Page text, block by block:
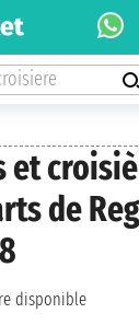
et
de
disponible